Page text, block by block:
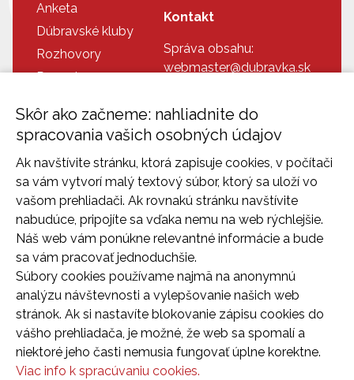
2026 © Mestská časť Bratislava-Dubravka
Tvorba web stránok
aredakčný systém odAlejTech,
spol. s r.o.
Anketa
Dúbravské kluby
Rozhovory
Recepty
Program
Dúbravka na fotkách
Kontakt
Kontakt
Správa obsahu:
webmaster@dubravka.sk
info@dubravka.sk
Dispečing:
Skôr ako začneme: nahliadnite do
spracovania vašich osobných údajov
Ak navštívite stránku, ktorá zapisuje cookies, v počítači
sa vám vytvorí malý textový súbor, ktorý sa uloží vo
vašom prehliadači. Ak rovnakú stránku navštívite
nabudúce, pripojíte sa vďaka nemu na web rýchlejšie.
Náš web vám ponúkne relevantné informácie a bude
sa vám pracovať jednoduchšie.
Súbory cookies používame najmä na anonymnú
analýzu návštevnosti a vylepšovanie našich web
stránok. Ak si nastavíte blokovanie zápisu cookies do
vášho prehliadača, je možné, že web sa spomalí a
niektoré jeho časti nemusia fungovať úplne korektne.
Viac info k spracúvaniu cookies.